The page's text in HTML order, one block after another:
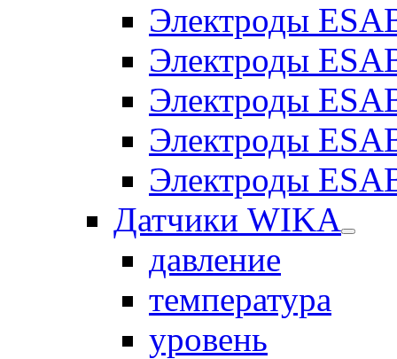
Электроды
Электроды
Электроды
Электроды
Электроды
Датчики WIKA
давление
температура
уровень